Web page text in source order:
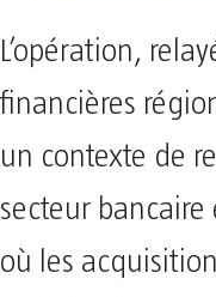
L’opération,
financières
un contexte de
secteur
où les